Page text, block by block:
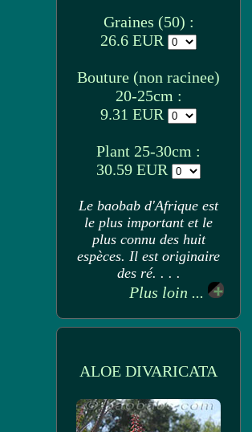
Graines (50) :
26.6 EUR
Bouture (non racinee)
20-25cm :
9.31 EUR
Plant 25-30cm :
30.59 EUR
Le baobab d'Afrique est
le plus important et le
plus connu des huit
espèces. Il est originaire
des ré. . . .
Plus loin ...
ALOE DIVARICATA